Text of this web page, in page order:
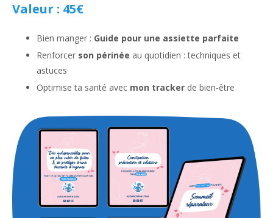
Valeur : 45€
Bien manger : Guide pour une assiette parfaite
Renforcer son périnée au quotidien : techniques et
astuces
Optimise ta santé avec mon tracker de bien-être